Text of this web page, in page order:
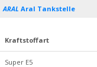
ARAL Aral Tankstelle
Kraftstoffart
Super E5